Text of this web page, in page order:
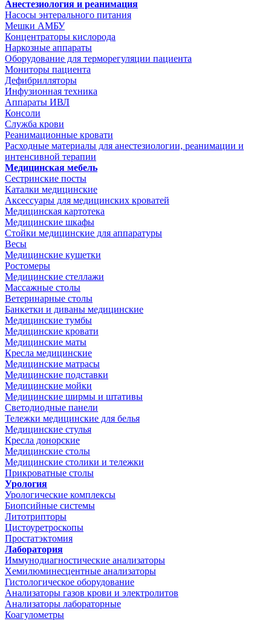
Анестезиология и реанимация
Насосы энтерального питания
Мешки АМБУ
Концентраторы кислорода
Наркозные аппараты
Оборудование для терморегуляции пациента
Мониторы пациента
Дефибрилляторы
Инфузионная техника
Аппараты ИВЛ
Консоли
Служба крови
Реанимационные кровати
Расходные материалы для анестезиологии, реанимации и
интенсивной терапии
Медицинская мебель
Сестринские посты
Каталки медицинские
Аксессуары для медицинских кроватей
Медицинская картотека
Медицинские шкафы
Стойки медицинские для аппаратуры
Весы
Медицинские кушетки
Ростомеры
Медицинские стеллажи
Массажные столы
Ветеринарные столы
Банкетки и диваны медицинские
Медицинские тумбы
Медицинские кровати
Медицинские маты
Кресла медицинские
Медицинские матрасы
Медицинские подставки
Медицинские мойки
Медицинские ширмы и штативы
Светодиодные панели
Тележки медицинские для белья
Медицинские стулья
Кресла донорские
Медицинские столы
Медицинские столики и тележки
Прикроватные столы
Урология
Урологические комплексы
Биопсийные системы
Литотрипторы
Цистоуретроскопы
Простатэктомия
Лаборатория
Иммунодиагностические анализаторы
Хемилюминесцентные анализаторы
Гистологическое оборудование
Анализаторы газов крови и электролитов
Анализаторы лабораторные
Коагулометры